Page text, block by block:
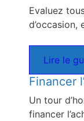
Evaluez
d’occasion,
Lire le
Financer
Un tour
financer